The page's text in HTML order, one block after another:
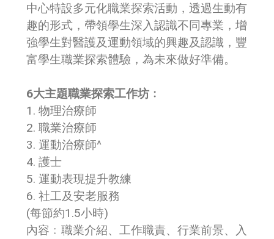
中心特設多元化職業探索活動，透過生動有
趣的形式，帶領學生深入認識不同專業，增
強學生對醫護及運動領域的興趣及認識，豐
富學生職業探索體驗，為未來做好準備。
6大主題職業探索工作坊﹕
1. 物理治療師
2. 職業治療師
3. 運動治療師^
4. 護士
5. 運動表現提升教練
6. 社工及安老服務
(每節約1.5小時)
內容﹕職業介紹、工作職責、行業前景、入